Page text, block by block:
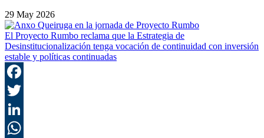
29 May 2026
El Proyecto Rumbo reclama que la Estrategia de
Desinstitucionalización tenga vocación de continuidad con inversión
estable y políticas continuadas